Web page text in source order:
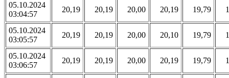
05.10.2024
03:04:57
20,19 20,19 20,00 20,19 19,79
05.10.2024
03:05:57
20,19 20,19 20,00 20,10 19,79
05.10.2024
03:06:57
20,19 20,19 20,00 20,19 19,79